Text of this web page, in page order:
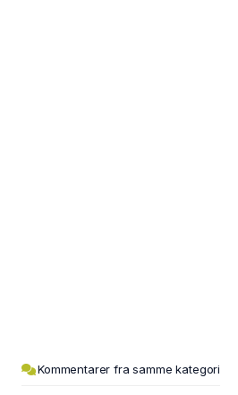
Kommentarer fra samme kategori